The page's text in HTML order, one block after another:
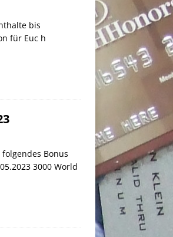
bis
für Euc h
Bonus
3000 World